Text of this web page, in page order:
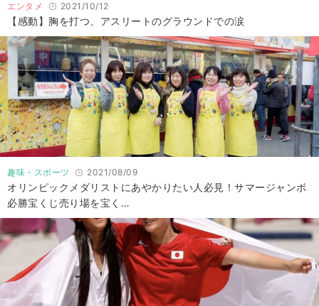
エンタメ 2021/10/12
【感動】胸を打つ、アスリートのグラウンドでの涙
趣味・スポーツ 2021/08/09
オリンピックメダリストにあやかりたい人必見！サマージャンボ
必勝宝くじ売り場を宝く…